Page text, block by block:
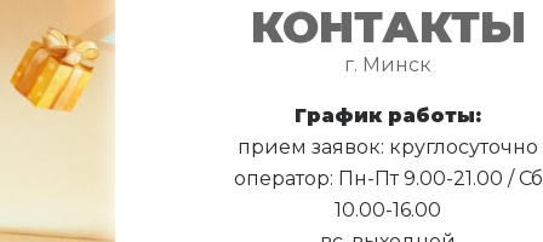
КОНТАКТЫ
г. Минск
График работы:
прием заявок: круглосуточно
оператор: Пн-Пт 9.00-21.00 / Сб
10.00-16.00